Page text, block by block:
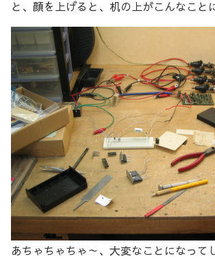
と、顔を上げると、机の上がこんなこと
あちゃちゃちゃ～、大変なことになって